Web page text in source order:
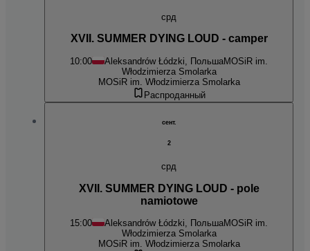
срд
XVII. SUMMER DYING LOUD - camper
10:00 Aleksandrów Łódzki, ПольшаMOSiR im.
Włodzimierza Smolarka
MOSiR im. Włodzimierza Smolarka
Распроданный
сент.
2
срд
XVII. SUMMER DYING LOUD - pole
namiotowe
15:00 Aleksandrów Łódzki, ПольшаMOSiR im.
Włodzimierza Smolarka
MOSiR im. Włodzimierza Smolarka